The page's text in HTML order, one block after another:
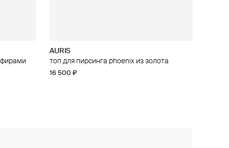
AURIS
топ для пирсинга phoenix из золота
16 500 ₽
золота